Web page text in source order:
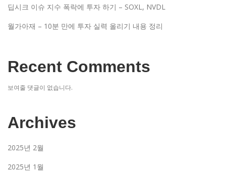
딥시크 이슈 지수 폭락에 투자 하기 – SOXL, NVDL
월가아재 – 10분 만에 투자 실력 올리기 내용 정리
Recent Comments
보여줄 댓글이 없습니다.
Archives
2025년 2월
2025년 1월